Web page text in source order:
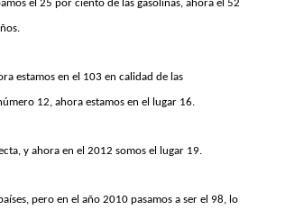
el 25 por ciento de las gasolinas, ahora el 52
estamos en el 103 en calidad de las
12, ahora estamos en el lugar 16.
y ahora en el 2012 somos el lugar 19.
pero en el año 2010 pasamos a ser el 98, lo